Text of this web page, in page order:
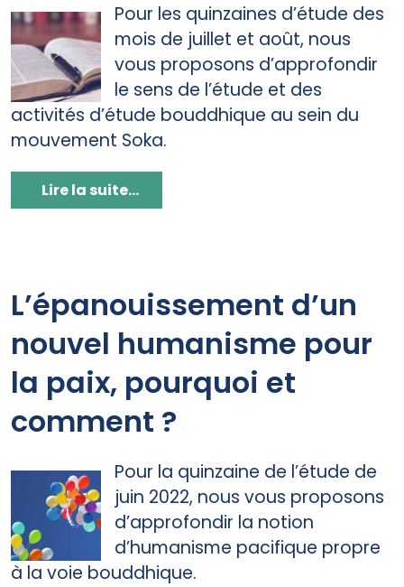
Pour les quinzaines d’étude des
mois de juillet et août, nous
vous proposons d’approfondir
le sens de l’étude et des
activités d’étude bouddhique au sein du
mouvement Soka.
Lire la suite...
L’épanouissement d’un
nouvel humanisme pour
la paix, pourquoi et
comment ?
Pour la quinzaine de l’étude de
juin 2022, nous vous proposons
d’approfondir la notion
d’humanisme pacifique propre
à la voie bouddhique.